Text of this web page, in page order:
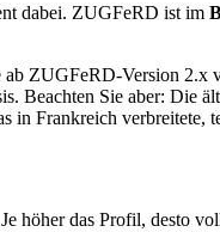
dabei. ZUGFeRD ist im
ZUGFeRD-Version 2.x
Beachten Sie aber: Die
in Frankreich verbreitete,
höher das Profil, desto